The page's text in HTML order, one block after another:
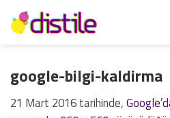
İçeriğe
atla
google-bilgi-kaldirma
21 Mart 2016tarihinde,